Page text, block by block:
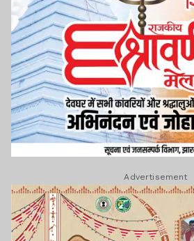
Advertisement